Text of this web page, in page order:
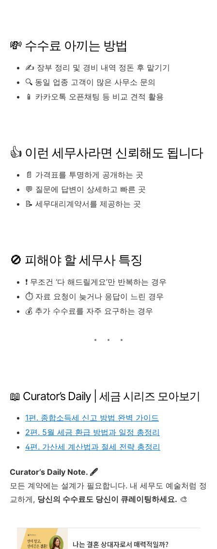
💸 수수료 아끼는 방법
✍️ 장부 정리 및 경비 내역 정돈 후 맡기기
🔍 동일 업종 고객이 많은 사무소 문의
📱 카카오톡 오픈채팅 등 비교 견적 활용
👍 이런 세무사라면 신뢰해도 됩니다
📄 가격표를 투명하게 공개하는 곳
💬 질문에 답변이 상세하고 빠른 곳
📝 세무대리계약서를 제공하는 곳
🚫 피해야 할 세무사 특징
❗ 무조건 ‘다 해드릴게요’만 반복하는 경우
⏱️ 자료 요청이 늦거나 응답이 느린 경우
💰 추가 수수료를 자주 요구하는 경우
📖 Curator’s Daily | 세금 시리즈 모아보기
1편. 종합소득세 신고 방법 완벽 가이드
2편. 5월 세금 환급 방법과 일정 총정리
4편. 가산세 계산법과 절세 전략 총정리
Curator’s Daily Note. 🖋️
모든 계약에는 설계가 필요합니다. 내 세무도 예술처럼 정
교하게, 당신의 수수료도 당신이 큐레이팅하세요. 🎨